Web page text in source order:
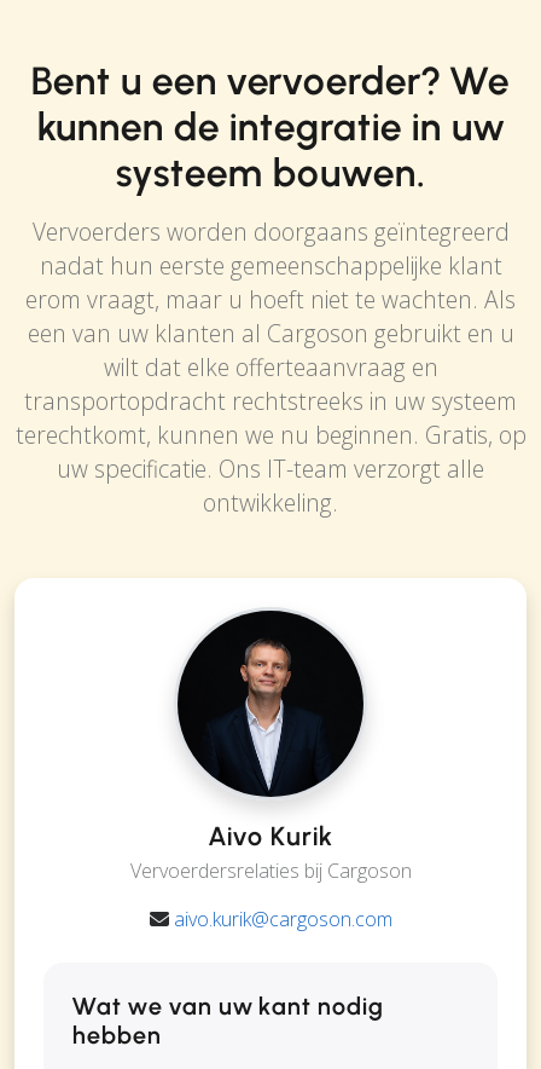
Bent u een vervoerder? We
kunnen de integratie in uw
systeem bouwen.
Vervoerders worden doorgaans geïntegreerd
nadat hun eerste gemeenschappelijke klant
erom vraagt, maar u hoeft niet te wachten. Als
een van uw klanten al Cargoson gebruikt en u
wilt dat elke offerteaanvraag en
transportopdracht rechtstreeks in uw systeem
terechtkomt, kunnen we nu beginnen. Gratis, op
uw specificatie. Ons IT-team verzorgt alle
ontwikkeling.
Aivo Kurik
Vervoerdersrelaties bij Cargoson
aivo.kurik@cargoson.com
Wat we van uw kant nodig
hebben